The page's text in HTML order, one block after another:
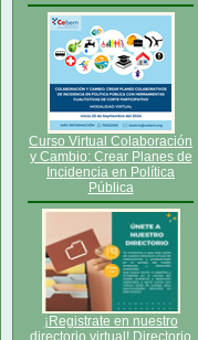
Curso Virtual Colaboración
y Cambio: Crear Planes de
Incidencia en Política
Pública
¡Registrate en nuestro
directorio virtual! Directorio